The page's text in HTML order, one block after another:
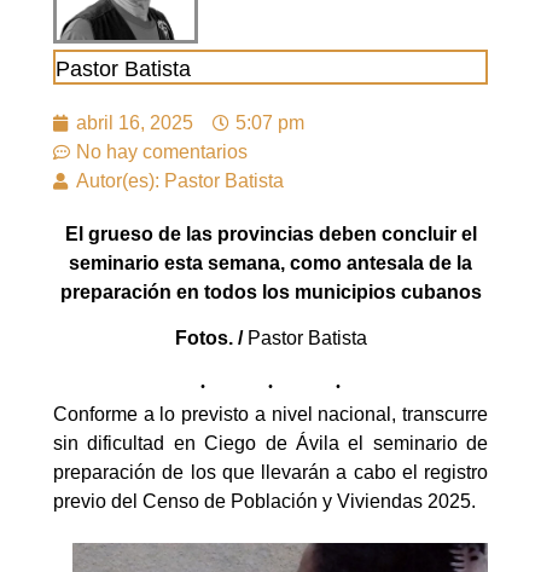
Pastor Batista
abril 16, 2025
5:07 pm
No hay comentarios
Autor(es): Pastor Batista
El grueso de las provincias deben concluir el
seminario esta semana, como antesala de la
preparación en todos los municipios cubanos
Fotos. /Pastor Batista
Conforme a lo previsto a nivel nacional, transcurre
sin dificultad en Ciego de Ávila el seminario de
preparación de los que llevarán a cabo el registro
previo del Censo de Población y Viviendas 2025.